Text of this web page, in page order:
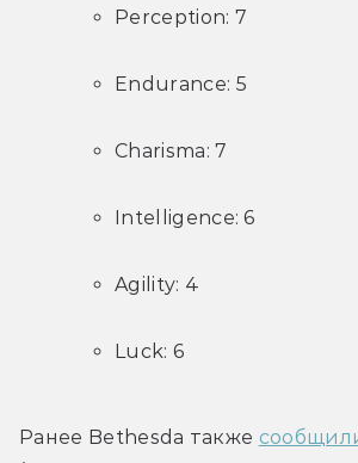
Perception: 7
Endurance: 5
Charisma: 7
Intelligence: 6
Agility: 4
Luck: 6
Ранее Bethesda также